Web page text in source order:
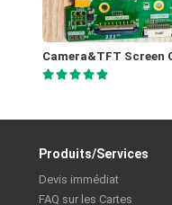
Produits/Services
Devis immédiat
FAQ sur les Cartes